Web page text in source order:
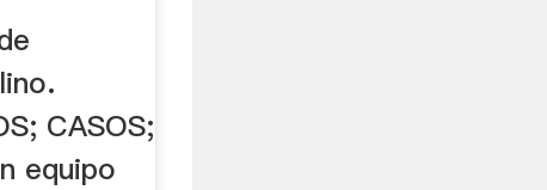
CASOS;
equipo